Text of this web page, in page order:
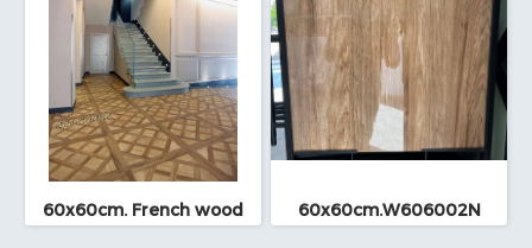
60x60cm. French wood 60x60cm.W606002N